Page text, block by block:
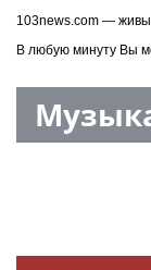
103news.com —
В любую минуту Вы